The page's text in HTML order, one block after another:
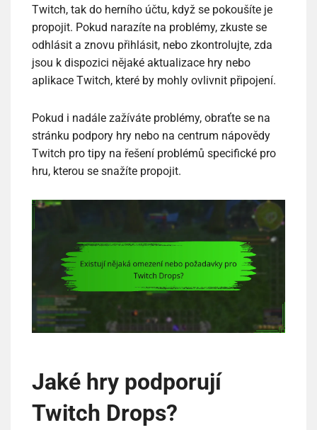
Twitch, tak do herního účtu, když se pokoušíte je
propojit. Pokud narazíte na problémy, zkuste se
odhlásit a znovu přihlásit, nebo zkontrolujte, zda
jsou k dispozici nějaké aktualizace hry nebo
aplikace Twitch, které by mohly ovlivnit připojení.
Pokud i nadále zažíváte problémy, obraťte se na
stránku podpory hry nebo na centrum nápovědy
Twitch pro tipy na řešení problémů specifické pro
hru, kterou se snažíte propojit.
Jaké hry podporují
Twitch Drops?